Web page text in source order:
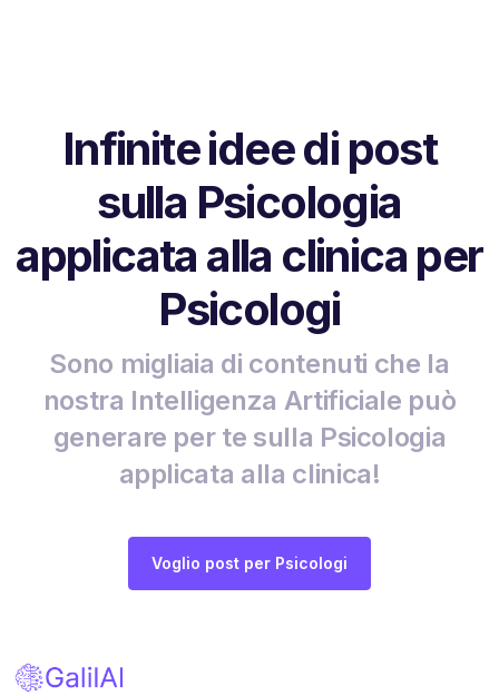
Infinite idee di post
sulla Psicologia
applicata alla clinica per
Psicologi
Sono migliaia di contenuti che la
nostra Intelligenza Artificiale può
generare per te sulla Psicologia
applicata alla clinica!
Voglio post per Psicologi